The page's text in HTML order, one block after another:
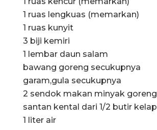
1 ruas lengkuas (memarkan)
1 ruas kunyit
3 biji kemiri
1 lembar daun salam
bawang goreng secukupnya
garam,gula secukupnya
2 sendok makan minyak goreng
santan kental dari 1/2 butir
1 liter air